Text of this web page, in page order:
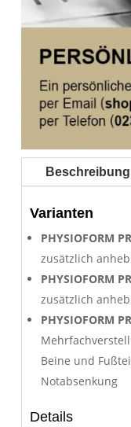
Beschreibung
Varianten
PHYSIOFORM
zusätzlich
PHYSIOFORM
zusätzlich
PHYSIOFORM
Beine und
Notabsenkung
Details